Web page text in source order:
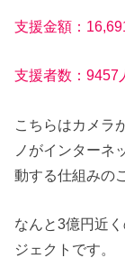
支援金額：
支援者数：9457
こちらはカメラ
ノがインターネ
動する仕組みの
なんと3億円近
ジェクトです。